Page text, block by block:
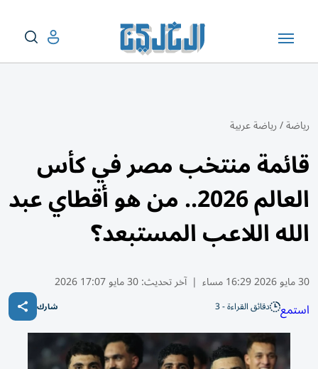
رياضة/رياضة عربية
قائمة منتخب مصر في كأس
العالم 2026.. من هو أقطاي عبد
الله اللاعب المستبعد؟
30 مايو 2026 16:29 مساء | آخر تحديث:30 مايو 17:07 2026
استمع دقائق القراءة - 3 شارك